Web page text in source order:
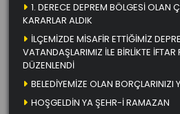
1. DERECE DEPREM BÖLGESİ OLAN
KARARLAR ALDIK
İLÇEMİZDE MİSAFİR ETTİĞİMİZ
VATANDAŞLARIMIZ İLE BİRLİKTE
DÜZENLENDİ
BELEDİYEMİZE OLAN BORÇLARINIZI
HOŞGELDİN YA ŞEHR-İ RAMAZAN